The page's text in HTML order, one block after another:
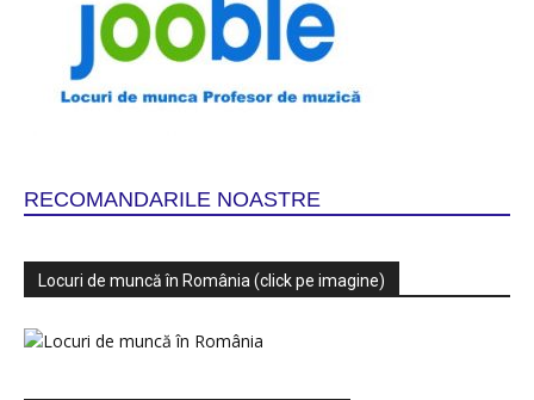
RECOMANDARILE NOASTRE
Locuri de muncă în România (click pe imagine)